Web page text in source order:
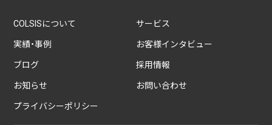
COLSISについて サービス
実績・事例 お客様インタビュー
ブログ 採用情報
お知らせ お問い合わせ
プライバシーポリシー